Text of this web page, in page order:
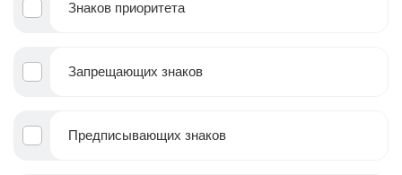
Знаков приоритета
Запрещающих знаков
Предписывающих знаков